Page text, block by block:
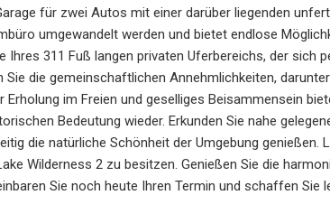
für zwei Autos mit einer darüber liegenden
umgewandelt werden und bietet endlose
Ihres 311 Fuß langen privaten Uferbereichs, der
die gemeinschaftlichen Annehmlichkeiten,
im Freien und geselliges Beisammensein
Bedeutung wieder. Erkunden Sie nahe
die natürliche Schönheit der Umgebung genießen.
Wilderness 2 zu besitzen. Genießen Sie die
Sie noch heute Ihren Termin und schaffen Sie